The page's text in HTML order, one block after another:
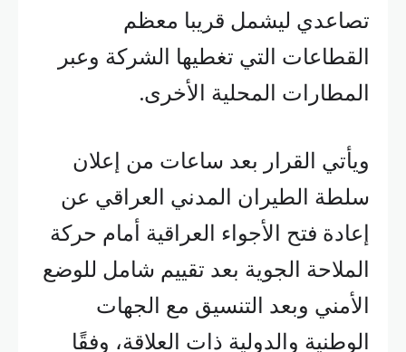
تصاعدي ليشمل قريبا معظم
القطاعات التي تغطيها الشركة وعبر
المطارات المحلية الأخرى.
ويأتي القرار بعد ساعات من إعلان
سلطة الطيران المدني العراقي عن
إعادة فتح الأجواء العراقية أمام حركة
الملاحة الجوية بعد تقييم شامل للوضع
الأمني وبعد التنسيق مع الجهات
الوطنية والدولية ذات العلاقة، وفقًا